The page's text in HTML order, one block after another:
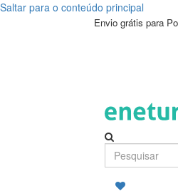
Saltar para o conteúdo principal
Envio grátis para